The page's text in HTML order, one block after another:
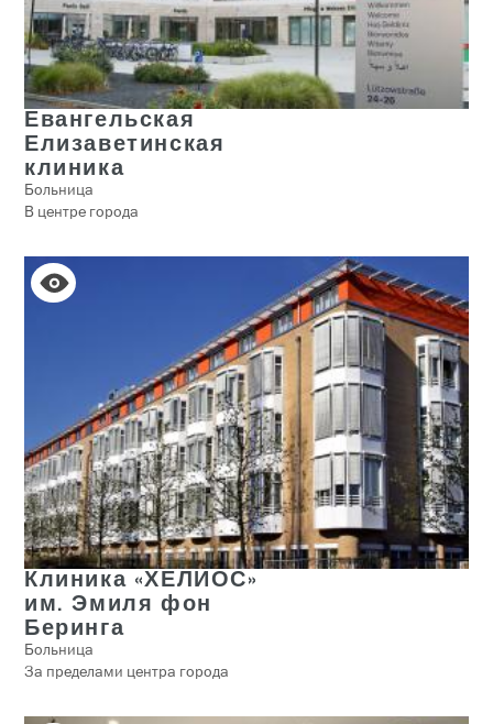
Евангельская
Елизаветинская
клиника
Больница
В центре города
Клиника «ХЕЛИОС»
им. Эмиля фон
Беринга
Больница
За пределами центра города